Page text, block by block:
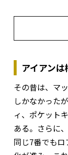
アイアン
その昔は、マ
しかなかった
ィ、ポケット
ある。さらに
同じ7番でも